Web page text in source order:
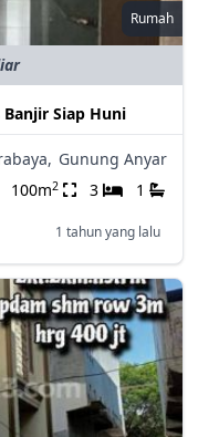
Rumah
Siap Huni
Gunung Anyar
100m2 3 1
1 tahun yang lalu